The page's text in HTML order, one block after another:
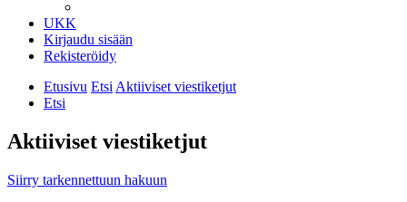
UKK
Kirjaudu sisään
Rekisteröidy
Etusivu EtsiAktiiviset viestiketjut
Etsi
Aktiiviset viestiketjut
Siirry tarkennettuun hakuun